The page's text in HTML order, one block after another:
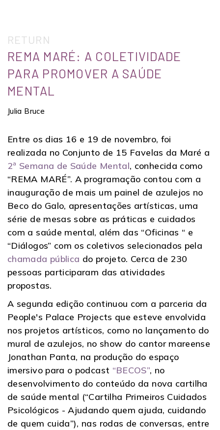
RETURN
REMA MARÉ: A COLETIVIDADE
PARA PROMOVER A SAÚDE
MENTAL
Julia Bruce
Entre os dias 16 e 19 de novembro, foi
realizada no Conjunto de 15 Favelas da Maré a
2ª Semana de Saúde Mental, conhecida como
“REMA MARÉ”. A programação contou com a
inauguração de mais um painel de azulejos no
Beco do Galo, apresentações artísticas, uma
série de mesas sobre as práticas e cuidados
com a saúde mental, além das “Oficinas “ e
“Diálogos” com os coletivos selecionados pela
chamada pública do projeto. Cerca de 230
pessoas participaram das atividades
propostas.
A segunda edição continuou com a parceria da
People's Palace Projects que esteve envolvida
nos projetos artísticos, como no lançamento do
mural de azulejos, no show do cantor mareense
Jonathan Panta, na produção do espaço
imersivo para o podcast “BECOS”, no
desenvolvimento do conteúdo da nova cartilha
de saúde mental (“Cartilha Primeiros Cuidados
Psicológicos - Ajudando quem ajuda, cuidando
de quem cuida”), nas rodas de conversas, entre